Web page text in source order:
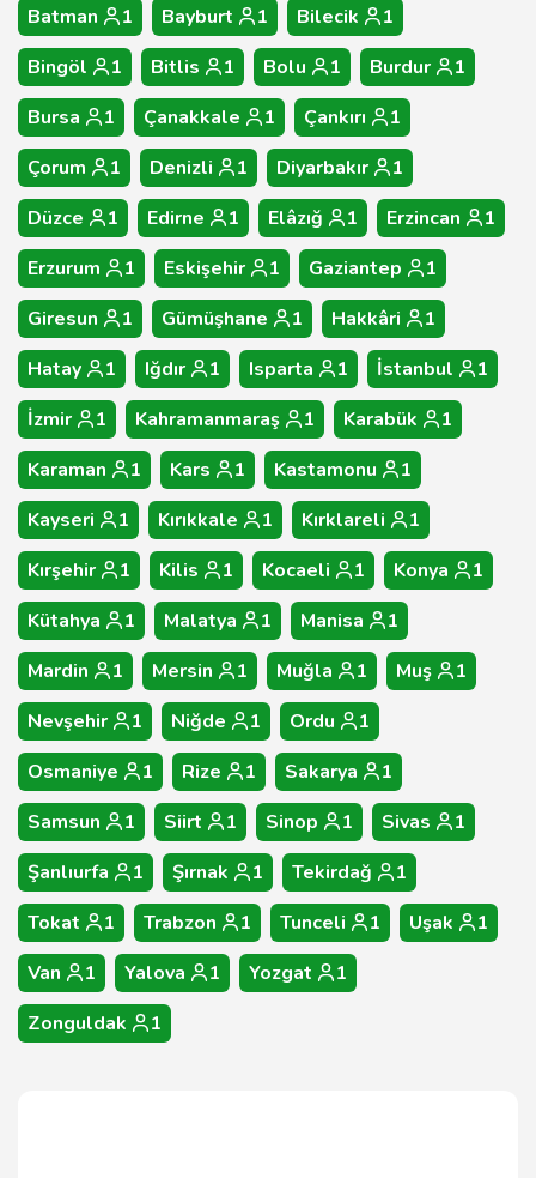
Batman
1 Bayburt 1 Bilecik
1
Bingöl
1 Bitlis 1 Bolu 1 Burdur
1
Bursa
1 Çanakkale 1 Çankırı
1
Çorum
1 Denizli 1 Diyarbakır
1
Düzce
1 Edirne 1 Elâzığ 1 Erzincan
1
Erzurum
1 Eskişehir 1 Gaziantep
1
Giresun
1 Gümüşhane 1 Hakkâri
1
Hatay
1 Iğdır 1 Isparta 1 İstanbul
1
İzmir
1 Kahramanmaraş 1 Karabük
1
Karaman
1 Kars 1 Kastamonu
1
Kayseri
1 Kırıkkale 1 Kırklareli
1
Kırşehir
1 Kilis 1 Kocaeli 1 Konya
1
Kütahya
1 Malatya 1 Manisa
1
Mardin
1 Mersin 1 Muğla 1 Muş
1
Nevşehir
1 Niğde 1 Ordu
1
Osmaniye
1 Rize 1 Sakarya
1
Samsun
1 Siirt 1 Sinop 1 Sivas
1
Şanlıurfa
1 Şırnak 1 Tekirdağ
1
Tokat
1 Trabzon 1 Tunceli 1 Uşak
1
Van
1 Yalova 1 Yozgat
1
Zonguldak
1